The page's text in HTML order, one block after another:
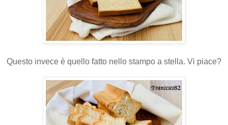
Questo invece è quello fatto nello stampo a stella. Vi piace?